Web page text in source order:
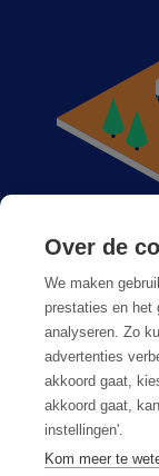
Over de
We maken
prestaties en het
analyseren. Zo
advertenties
akkoord gaat,
akkoord gaat,
instellingen'.
Kom meer te